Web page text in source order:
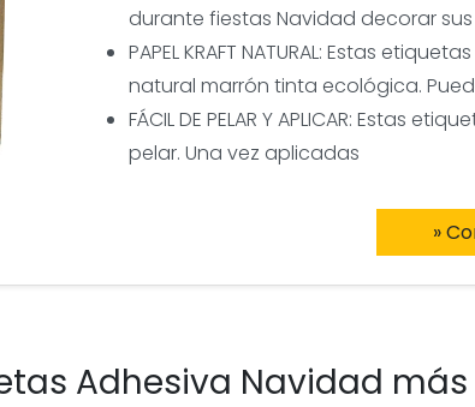
durante fiestas Navidad decorar
PAPEL KRAFT NATURAL: Estas
natural marrón tinta ecológica.
FÁCIL DE PELAR Y APLICAR: Estas
pelar. Una vez aplicadas
»
Adhesiva Navidad